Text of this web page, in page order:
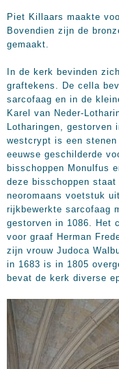
Piet Killaars maakte
Bovendien zijn de
gemaakt.
In de kerk bevinden
graftekens. De cella
sarcofaag en in de
Karel van Neder-
Lotharingen, gestorven
westcrypt is een
eeuwse geschilderde
bisschoppen Monulfus
deze bisschoppen
neoromaans voetstuk
rijkbewerkte sarcofaag
gestorven in 1086. Het
voor graaf Herman
zijn vrouw Judoca
in 1683 is in 1805
bevat de kerk diverse